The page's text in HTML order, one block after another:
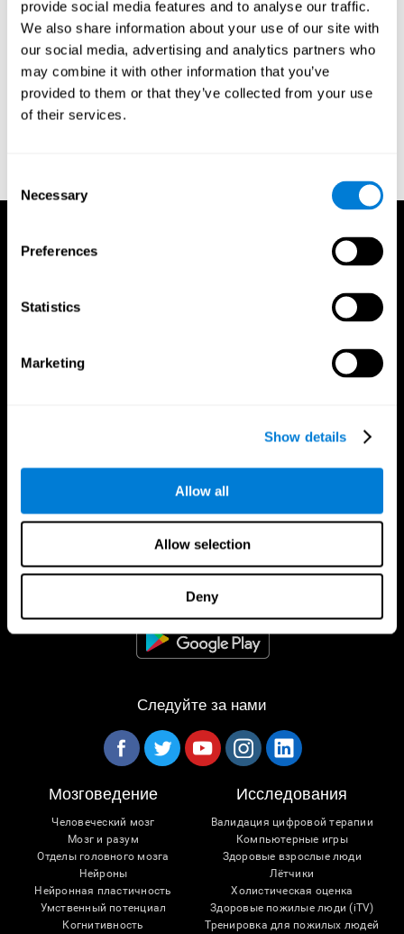
provide social media features and to analyse our traffic.
We also share information about your use of our site with
our social media, advertising and analytics partners who
may combine it with other information that you’ve
provided to them or that they’ve collected from your use
of their services.
Selection
Necessary
Preferences
Statistics
Marketing
Show details
Allow all
Allow selection
Deny
C. (2004). A practical approach to measuring the visual field
component of fitness to drive. British journal of ophthalmology,
88(9), 1191-1196.
Edwards, J. D., Vance, D. E., Wadley, V. G., Cissell, G. M.,
Roenker, D. L., & Ball, K. K. (2005). Reliability and validity of
useful field of view test scores as administered by personal
computer. Journal of clinical and experimental
Приложение CogniFit
Следуйте за нами
Мозговедение
Человеческий мозг
Мозг и разум
Отделы головного мозга
Нейроны
Нейронная пластичность
Умственный потенциал
Когнитивность
Исследования
Валидация цифровой терапии
Компьютерные игры
Здоровые взрослые люди
Лётчики
Холистическая оценка
Здоровые пожилые люди (iTV)
Тренировка для пожилых людей